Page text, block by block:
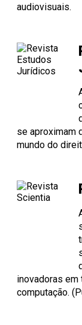
audiovisuais.
se aproximam
mundo do
inovadoras
computação.